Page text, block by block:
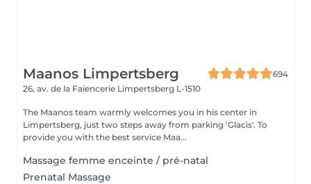
Maanos Limpertsberg
694
26, av. de la Faïencerie Limpertsberg L-1510
The Maanos team warmly welcomes you in his center in
Limpertsberg, just two steps away from parking 'Glacis'. To
provide you with the best service Maa...
Massage femme enceinte / pré-natal
Prenatal Massage